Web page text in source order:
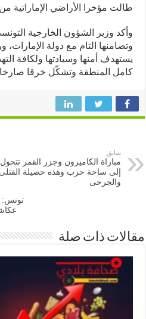
مؤخرا الأراضي الإماراتية من قبل
وزير الشؤون الخارجية التونسي عن
التام مع دولة الإمارات،
أمنها وسيادتها ولكافة
المنطقة وتشكّل خرقا صارخا
مباراة الكاميرون وجزر القمر تتحول
إلى ساحة حرب وهذه حصيلة القتلى
والجرحى
تونس: مديرة
عكاشة
ذات صلة